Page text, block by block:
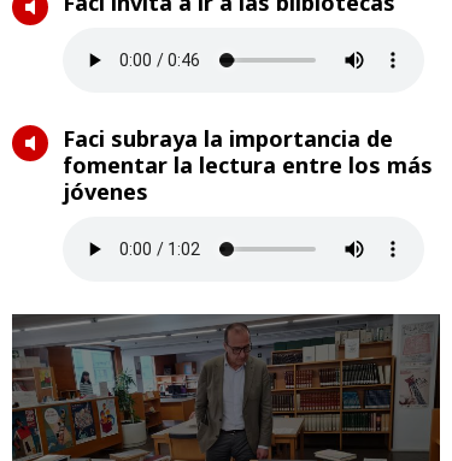
Faci subraya la importancia de
fomentar la lectura entre los más
jóvenes